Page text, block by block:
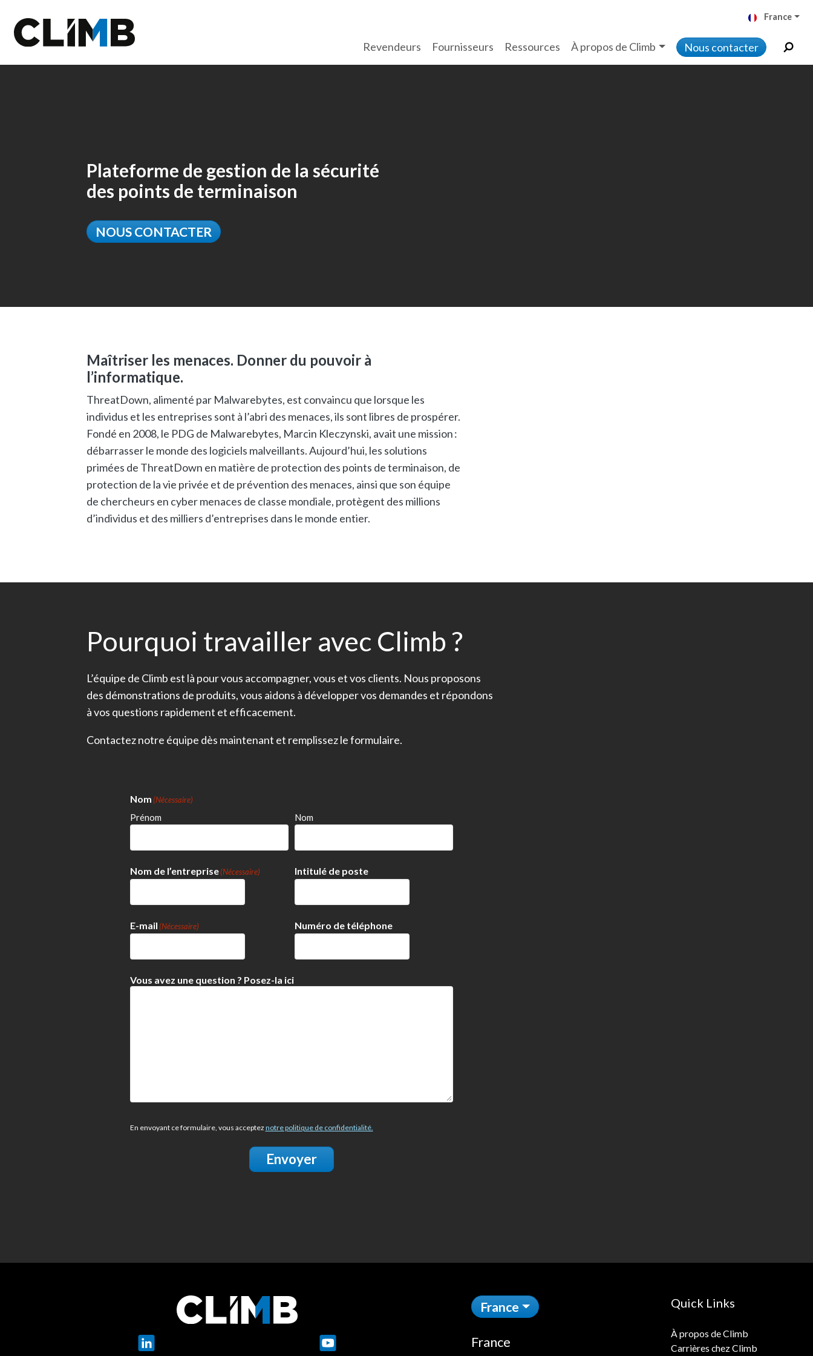
France
Revendeurs Fournisseurs Ressources À propos de Climb Nous contacter
Plateforme de gestion de la sécurité
des points de terminaison
NOUS CONTACTER
Maîtriser les menaces. Donner du pouvoir à
l’informatique.
ThreatDown, alimenté par Malwarebytes, est convaincu que lorsque les
individus et les entreprises sont à l’abri des menaces, ils sont libres de prospérer.
Fondé en 2008, le PDG de Malwarebytes, Marcin Kleczynski, avait une mission :
débarrasser le monde des logiciels malveillants. Aujourd’hui, les solutions
primées de ThreatDown en matière de protection des points de terminaison, de
protection de la vie privée et de prévention des menaces, ainsi que son équipe
de chercheurs en cyber menaces de classe mondiale, protègent des millions
d’individus et des milliers d’entreprises dans le monde entier.
Pourquoi travailler avec Climb ?
L’équipe de Climb est là pour vous accompagner, vous et vos clients. Nous proposons
des démonstrations de produits, vous aidons à développer vos demandes et répondons
à vos questions rapidement et efficacement.
Contactez notre équipe dès maintenant et remplissez le formulaire.
Nom(Nécessaire)
Prénom Nom
Nom de l’entreprise(Nécessaire) Intitulé de poste
E-mail(Nécessaire) Numéro de téléphone
Vous avez une question ? Posez-la ici
En envoyant ce formulaire, vous acceptez notre politique de confidentialité.
Envoyer
France
France
Quick Links
À propos de Climb
Carrières chez Climb